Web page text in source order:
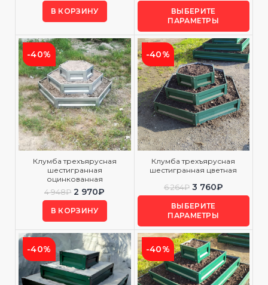
В КОРЗИНУ
ВЫБЕРИТЕ
ПАРАМЕТРЫ
-40%
Клумба трехъярусная
шестигранная
оцинкованная
4 948₽ 2 970₽
В КОРЗИНУ
-40%
Клумба трехъярусная
шестигранная цветная
6 264₽ 3 760₽
ВЫБЕРИТЕ
ПАРАМЕТРЫ
-40% -40%